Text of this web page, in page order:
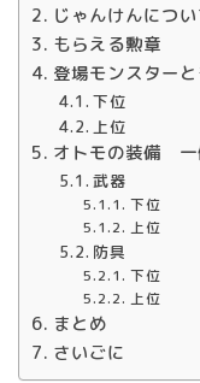
じゃんけんにつ
もらえる勲章
登場モンスター
下位
上位
オトモの装備 一
武器
下位
上位
防具
下位
上位
まとめ
さいごに